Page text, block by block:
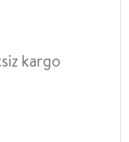
kargo